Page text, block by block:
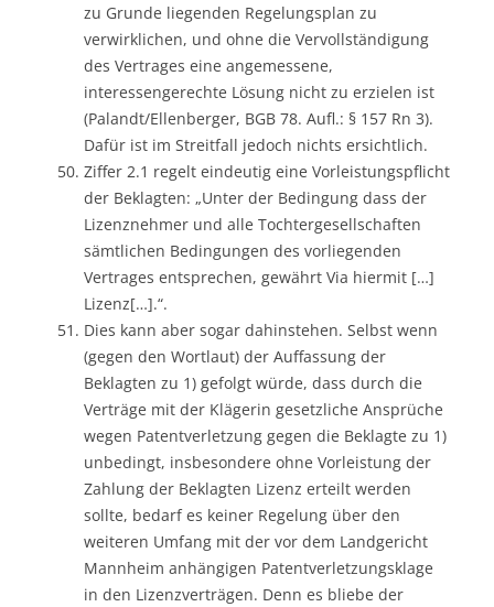
zu Grunde liegenden Regelungsplan zu
verwirklichen, und ohne die Vervollständigung
des Vertrages eine angemessene,
interessengerechte Lösung nicht zu erzielen ist
(Palandt/Ellenberger, BGB 78. Aufl.: § 157 Rn 3).
Dafür ist im Streitfall jedoch nichts ersichtlich.
Ziffer 2.1 regelt eindeutig eine Vorleistungspflicht
der Beklagten: „Unter der Bedingung dass der
Lizenznehmer und alle Tochtergesellschaften
sämtlichen Bedingungen des vorliegenden
Vertrages entsprechen, gewährt Via hiermit […]
Lizenz[…].“.
Dies kann aber sogar dahinstehen. Selbst wenn
(gegen den Wortlaut) der Auffassung der
Beklagten zu 1) gefolgt würde, dass durch die
Verträge mit der Klägerin gesetzliche Ansprüche
wegen Patentverletzung gegen die Beklagte zu 1)
unbedingt, insbesondere ohne Vorleistung der
Zahlung der Beklagten Lizenz erteilt werden
sollte, bedarf es keiner Regelung über den
weiteren Umfang mit der vor dem Landgericht
Mannheim anhängigen Patentverletzungsklage
in den Lizenzverträgen. Denn es bliebe der